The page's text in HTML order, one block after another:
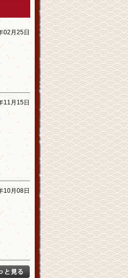
02月25日
11月15日
10月08日